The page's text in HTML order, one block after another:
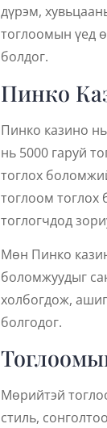
дүрэм,
тоглоомын үед
болдог.
Пинко
Пинко казино
нь 5000 гаруй
тоглох
тоглоом
тоглогчдод
Мөн Пинко
боломжуудыг
холбогдож,
болгодог.
Мөрийтэй
стиль,